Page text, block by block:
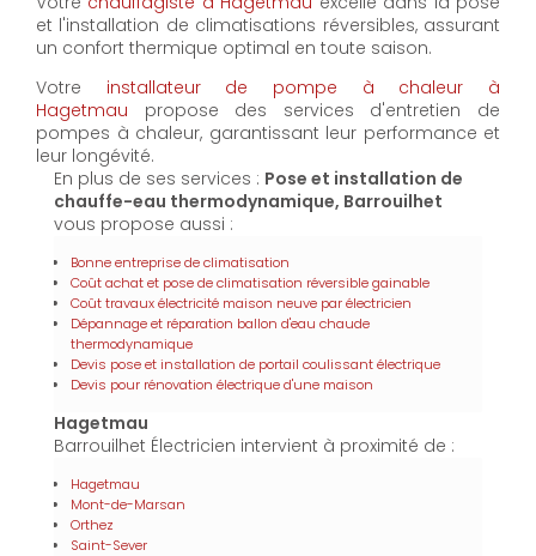
et l'installation de climatisations réversibles, assurant
un confort thermique optimal en toute saison.
Votre installateur de pompe à chaleur à
Hagetmau propose des services d'entretien de
pompes à chaleur, garantissant leur performance et
leur longévité.
En plus de ses services : Pose et installation de
chauffe-eau thermodynamique, Barrouilhet
vous propose aussi :
Bonne entreprise de climatisation
Coût achat et pose de climatisation réversible gainable
Coût travaux électricité maison neuve par électricien
Dépannage et réparation ballon d'eau chaude
thermodynamique
Devis pose et installation de portail coulissant électrique
Devis pour rénovation électrique d'une maison
Hagetmau
Barrouilhet Électricien intervient à proximité de :
Hagetmau
Mont-de-Marsan
Orthez
Saint-Sever